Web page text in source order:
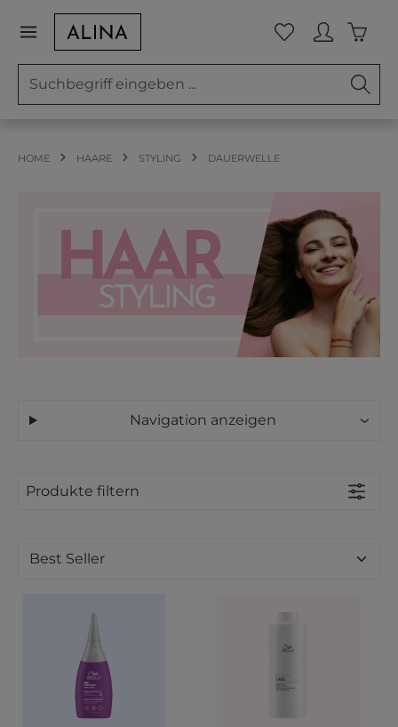
Zum Hauptinhalt springen Du hast 0
HOME HAARE STYLING DAUERWELLE
Navigation anzeigen
Produkte filtern